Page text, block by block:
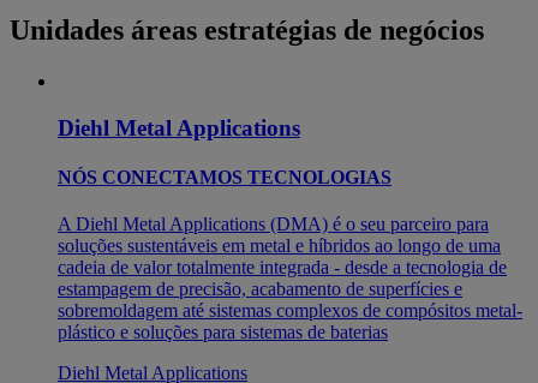
Unidades áreas estratégias de negócios
Diehl Metal Applications
NÓS CONECTAMOS TECNOLOGIAS
A Diehl Metal Applications (DMA) é o seu parceiro para
soluções sustentáveis em metal e híbridos ao longo de uma
cadeia de valor totalmente integrada - desde a tecnologia de
estampagem de precisão, acabamento de superfícies e
sobremoldagem até sistemas complexos de compósitos metal-
plástico e soluções para sistemas de baterias
Diehl Metal Applications